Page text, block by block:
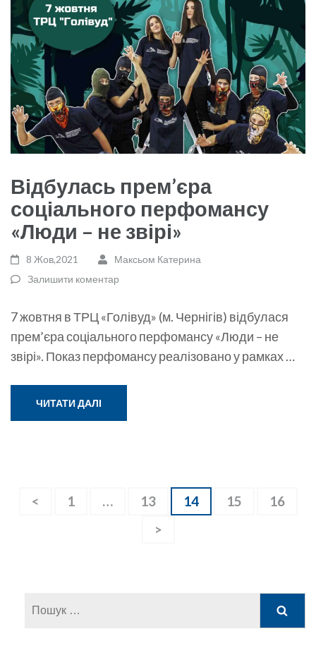
Відбулась прем’єра
соціального перфомансу
«Люди – не звірі»
8 Жов,2021
Максьом Катерина
Залишити коментар
7 жовтня в ТРЦ «Голівуд» (м. Чернігів) відбулася
прем’єра соціального перфомансу «Люди – не
звірі». Показ перфомансу реалізовано у рамках …
ЧИТАТИ ДАЛІ
Навігація
< Сторінку
1 … Сторінку
13 Сторінку
14 Сторінку
15
16
>